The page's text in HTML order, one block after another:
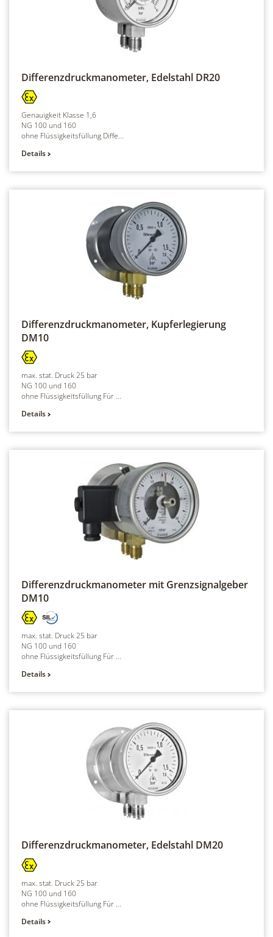
Differenzdruckmanometer, Edelstahl DR20
Genauigkeit Klasse 1,6
NG 100 und 160
ohne Flüssigkeitsfüllung Diffe...
Details
Differenzdruckmanometer, Kupferlegierung
DM10
max. stat. Druck 25 bar
NG 100 und 160
ohne Flüssigkeitsfüllung Für ...
Details
Differenzdruckmanometer mit Grenzsignalgeber
DM10
max. stat. Druck 25 bar
NG 100 und 160
ohne Flüssigkeitsfüllung Für ...
Details
Differenzdruckmanometer, Edelstahl DM20
max. stat. Druck 25 bar
NG 100 und 160
ohne Flüssigkeitsfüllung Für ...
Details